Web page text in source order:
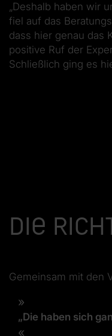
„Deshalb haben wir
fiel auf das
dass hier genau das
positive Ruf der
Schließlich ging es
Die
Gemeinsam mit den
„Die haben sich